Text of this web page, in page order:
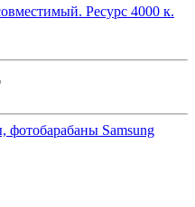
Ресурс 4000 к.
фотобарабаны Samsung